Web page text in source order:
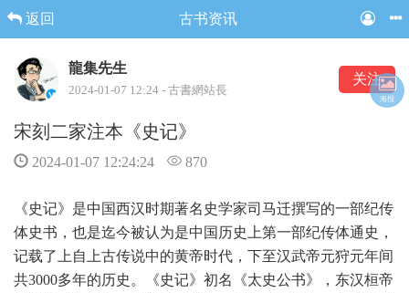
返回 古书资讯
龍集先生
2024-01-07 12:24 - 古書網站長
关注
宋刻二家注本《史记》
2024-01-07 12:24:24 870
《史记》是中国西汉时期著名史学家司马迁撰写的一部纪传
体史书，也是迄今被认为是中国历史上第一部纪传体通史，
记载了上自上古传说中的黄帝时代，下至汉武帝元狩元年间
共3000多年的历史。《史记》初名《太史公书》，东汉桓帝
海报